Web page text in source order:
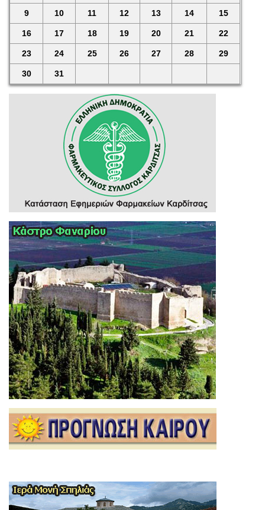
9 10 11 12 13 14 15
16 17 18 19 20 21 22
23 24 25 26 27 28 29
30 31